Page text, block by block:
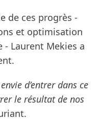
de ces progrès -
et optimisation
- Laurent Mekies a
d’entrer dans ce
le résultat de nos